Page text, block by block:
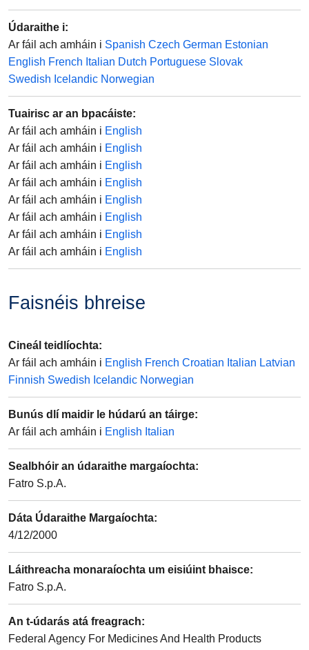
Údaraithe i:
Ar fáil ach amháin i Spanish Czech German Estonian
English French Italian Dutch Portuguese Slovak
Swedish Icelandic Norwegian
Tuairisc ar an bpacáiste:
Ar fáil ach amháin i English
Ar fáil ach amháin i English
Ar fáil ach amháin i English
Ar fáil ach amháin i English
Ar fáil ach amháin i English
Ar fáil ach amháin i English
Ar fáil ach amháin i English
Ar fáil ach amháin i English
Faisnéis bhreise
Cineál teidlíochta:
Ar fáil ach amháin i English French Croatian Italian Latvian
Finnish Swedish Icelandic Norwegian
Bunús dlí maidir le húdarú an táirge:
Ar fáil ach amháin i English Italian
Sealbhóir an údaraithe margaíochta:
Fatro S.p.A.
Dáta Údaraithe Margaíochta:
4/12/2000
Láithreacha monaraíochta um eisiúint bhaisce:
Fatro S.p.A.
An t-údarás atá freagrach:
Federal Agency For Medicines And Health Products